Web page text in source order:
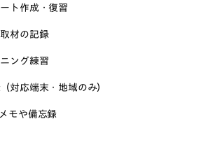
ト作成・復習
材の記録
ング練習
対応端末・地域のみ）
モや備忘録